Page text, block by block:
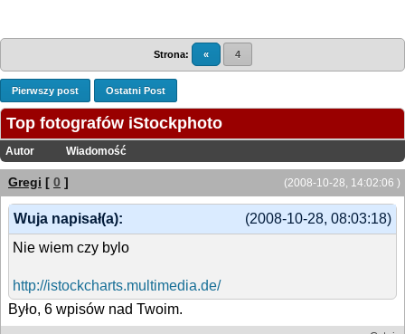
Strona: « 4
Pierwszy post Ostatni Post
Top fotografów iStockphoto
Autor Wiadomość
(2008-10-28, 14:02:06 )
Gregi [ 0 ]
(2008-10-28, 08:03:18)
Wuja napisał(a):
Nie wiem czy bylo
http://istockcharts.multimedia.de/
Było, 6 wpisów nad Twoim.